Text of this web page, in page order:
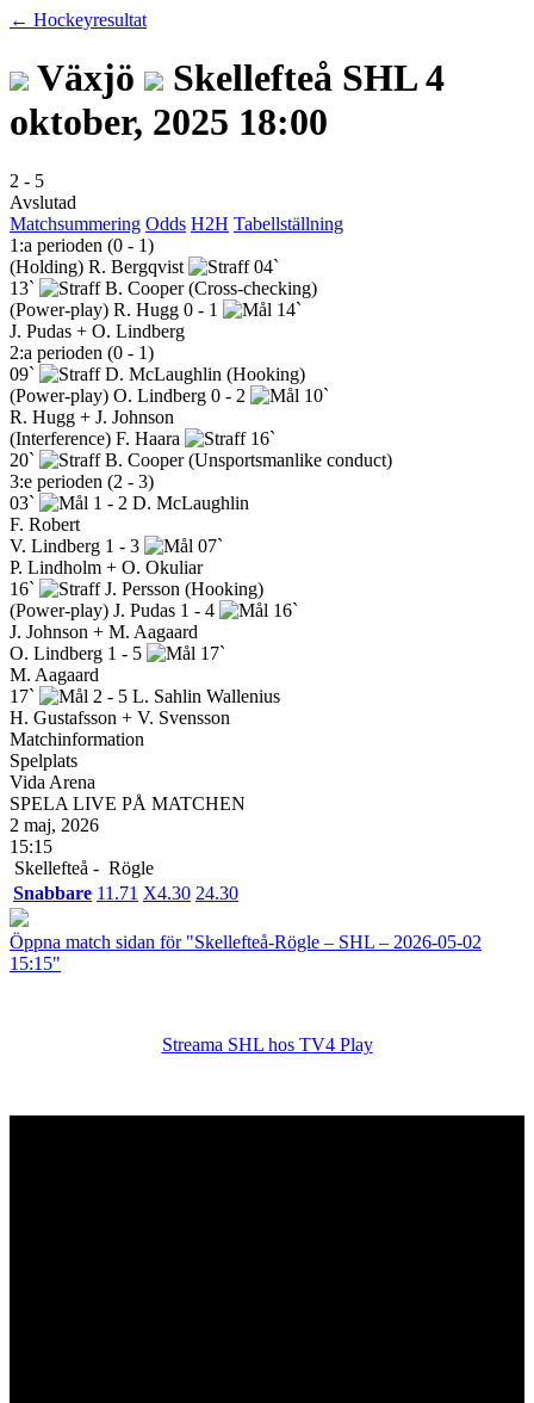
← Hockeyresultat
Växjö Skellefteå SHL4
oktober, 2025 18:00
2 - 5
Avslutad
Matchsummering Odds H2H Tabellställning
1:a perioden (0 - 1)
(Holding) R. Bergqvist
04`
13`
B. Cooper(Cross-checking)
(Power-play) R. Hugg 0 - 1
14`
J. Pudas + O. Lindberg
2:a perioden (0 - 1)
09`
D. McLaughlin (Hooking)
(Power-play) O. Lindberg 0 - 2
10`
R. Hugg + J. Johnson
(Interference) F. Haara
16`
20`
B. Cooper(Unsportsmanlike conduct)
3:e perioden (2 - 3)
03`
1 - 2 D. McLaughlin
F. Robert
V. Lindberg 1 - 3
07`
P. Lindholm + O. Okuliar
16`
J. Persson (Hooking)
(Power-play) J. Pudas 1 - 4
16`
J. Johnson + M. Aagaard
O. Lindberg 1 - 5
17`
M. Aagaard
17`
2 - 5 L. Sahlin Wallenius
H. Gustafsson + V. Svensson
Matchinformation
Spelplats
Vida Arena
SPELA LIVE PÅ MATCHEN
2 maj, 2026
15:15
Skellefteå - Rögle
Snabbare 11.71 X4.30 24.30
Öppna match sidan för "Skellefteå-Rögle – SHL – 2026-05-02
15:15"
Streama SHL hos TV4 Play